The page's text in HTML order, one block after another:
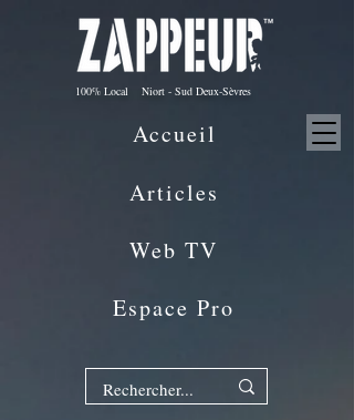
100% Local Niort - Sud Deux-Sèvres
Articles
Web TV
Espace Pro
Accueil